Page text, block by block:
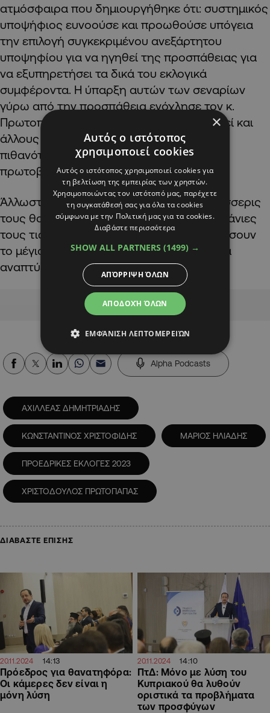
ατμόσφαιρα που δημιουργήθηκε ότι: συστημικός
υποψήφιος ευνοούσε και προωθούσε υπόγεια
την επιλογή συγκεκριμένου ανεξάρτητου
υποψηφίου για να ηγηθεί της προσπάθειας για
να εξυπηρετήσει τα δικά του εκλογικά
συμφέροντα. Η ύπαρξη αυτών των σεναρίων
γύρω από την προσπάθεια ενόχλησε τον κ.
Πρωτοπαπά ενώ όπως μαθαίνουμε ενοχλεί και
άλλους που συμμετέχουν. Ως εκ τούτου οι
πιθανότητες επιτυχίας της εν λόγω
πρωτοβουλίας περιορίζονται σημαντικά.
Άλλωστε, όπως πληροφορούμαστε, οι τέσσερις
τους θα εντείνουν επικοινωνιακά τις καμπάνιες
τους τις επόμενες βδομάδες για να μετρήσουν
το μέγιστο της δυναμικής που μπορούν να
αναπτύξουν αν πορευτούν μοναχικά.
Advertisement
Alpha Podcasts
ΑΧΙΛΛΕΑΣ ΔΗΜΗΤΡΙΑΔΗΣ
ΚΩΝΣΤΑΝΤΙΝΟΣ ΧΡΙΣΤΟΦΙΔΗΣ ΜΑΡΙΟΣ ΗΛΙΑΔΗΣ
ΠΡΟΕΔΡΙΚΕΣ ΕΚΛΟΓΕΣ 2023
ΧΡΙΣΤΟΔΟΥΛΟΣ ΠΡΩΤΟΠΑΠΑΣ
ΔΙΑΒΑΣΤΕ ΕΠΙΣΗΣ
20.11.2024 14:13
Πρόεδρος για θανατηφόρα:
Οι κάμερες δεν είναι η
μόνη λύση
20.11.2024 14:10
ΠτΔ: Μόνο με λύση του
Κυπριακού θα λυθούν
οριστικά τα προβλήματα
των προσφύγων
×
Αυτός ο ιστότοπος
χρησιμοποιεί cookies
Αυτός ο ιστότοπος χρησιμοποιεί cookies για
τη βελτίωση της εμπειρίας των χρηστών.
Χρησιμοποιώντας τον ιστότοπό μας, παρέχετε
τη συγκατάθεσή σας για όλα τα cookies
σύμφωνα με την Πολιτική μας για τα cookies.
Διαβάστε περισσότερα
SHOW ALL PARTNERS (1499) →
ΑΠΟΔΟΧΉ ΌΛΩΝ
ΑΠΌΡΡΙΨΗ ΌΛΩΝ
ΕΜΦΆΝΙΣΗ ΛΕΠΤΟΜΕΡΕΙΏΝ